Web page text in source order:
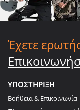
Έχετε
ΥΠΟΣΤΗΡΙΞΗ
Βοήθεια & Επικοινωνία